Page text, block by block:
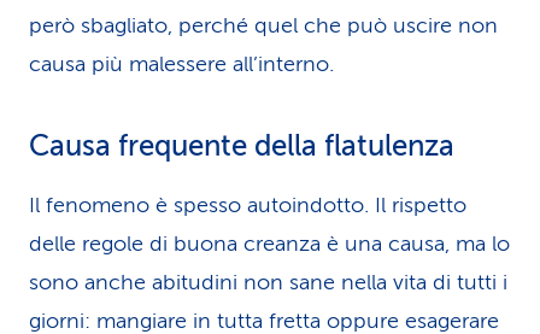
però sbagliato, perché quel che può uscire non
causa più malessere all’interno.
Causa frequente della flatulenza
Il fenomeno è spesso autoindotto. Il rispetto
delle regole di buona creanza è una causa, ma lo
sono anche abitudini non sane nella vita di tutti i
giorni: mangiare in tutta fretta oppure esagerare